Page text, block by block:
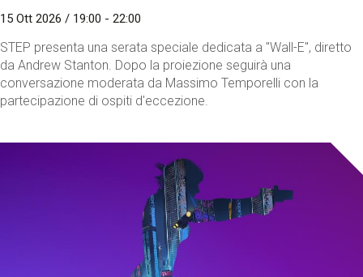
15 Ott 2026 / 19:00 - 22:00
STEP presenta una serata speciale dedicata a "Wall-E", diretto
da Andrew Stanton. Dopo la proiezione seguirà una
conversazione moderata da Massimo Temporelli con la
partecipazione di ospiti d'eccezione.